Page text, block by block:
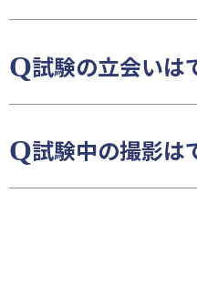
試験の立会いは
試験中の撮影は